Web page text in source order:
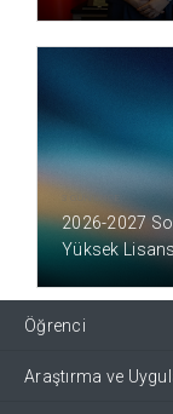
2026-2027
Yüksek
Öğrenci
Araştırma ve